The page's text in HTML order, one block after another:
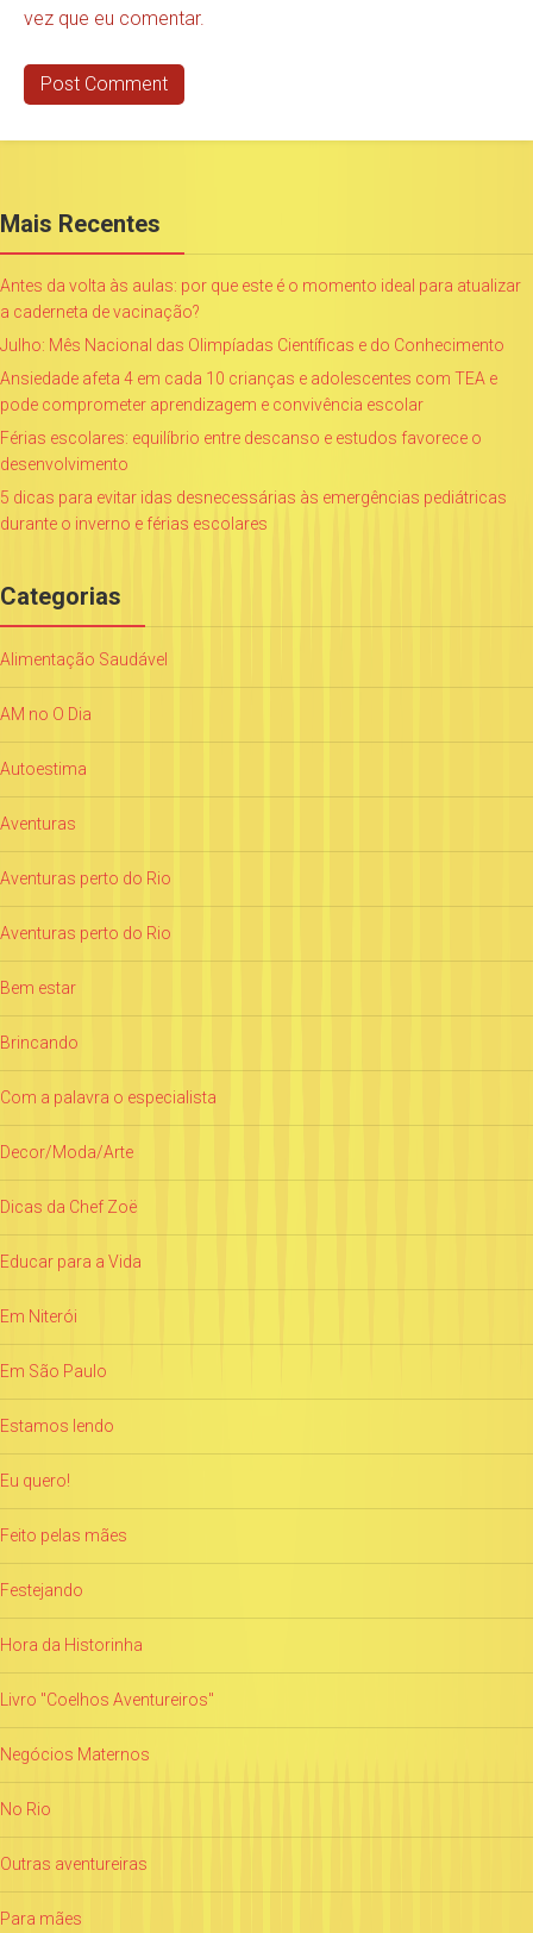
vez que eu comentar.
Mais Recentes
Antes da volta às aulas: por que este é o momento ideal para atualizar
a caderneta de vacinação?
Julho: Mês Nacional das Olimpíadas Científicas e do Conhecimento
Ansiedade afeta 4 em cada 10 crianças e adolescentes com TEA e
pode comprometer aprendizagem e convivência escolar
Férias escolares: equilíbrio entre descanso e estudos favorece o
desenvolvimento
5 dicas para evitar idas desnecessárias às emergências pediátricas
durante o inverno e férias escolares
Categorias
Alimentação Saudável
AM no O Dia
Autoestima
Aventuras
Aventuras perto do Rio
Aventuras perto do Rio
Bem estar
Brincando
Com a palavra o especialista
Decor/Moda/Arte
Dicas da Chef Zoë
Educar para a Vida
Em Niterói
Em São Paulo
Estamos lendo
Eu quero!
Feito pelas mães
Festejando
Hora da Historinha
Livro "Coelhos Aventureiros"
Negócios Maternos
No Rio
Outras aventureiras
Para mães